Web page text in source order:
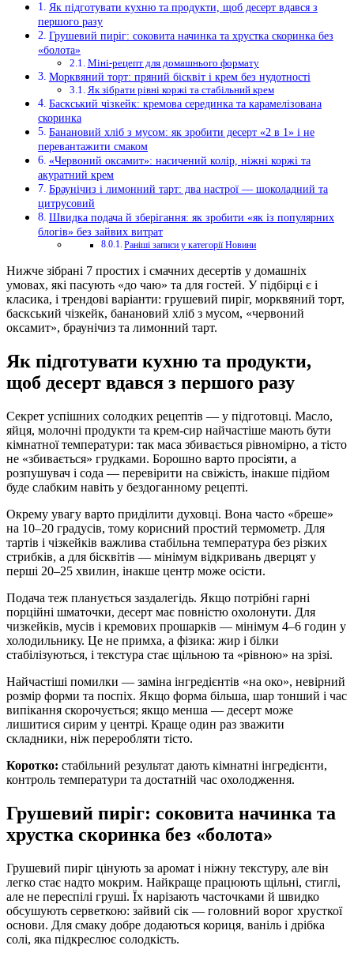
Як підготувати кухню та продукти, щоб десерт вдався з
першого разу
Грушевий пиріг: соковита начинка та хрустка скоринка без
«болота»
Міні-рецепт для домашнього формату
Морквяний торт: пряний бісквіт і крем без нудотності
Як зібрати рівні коржі та стабільний крем
Баскський чізкейк: кремова серединка та карамелізована
скоринка
Банановий хліб з мусом: як зробити десерт «2 в 1» і не
перевантажити смаком
«Червоний оксамит»: насичений колір, ніжні коржі та
акуратний крем
Браунічиз і лимонний тарт: два настрої — шоколадний та
цитрусовий
Швидка подача й зберігання: як зробити «як із популярних
блогів» без зайвих витрат
Раніші записи у категорії Новини
Нижче зібрані 7 простих і смачних десертів у домашніх
умовах, які пасують «до чаю» та для гостей. У підбірці є і
класика, і трендові варіанти: грушевий пиріг, морквяний торт,
баскський чізкейк, банановий хліб з мусом, «червоний
оксамит», браунічиз та лимонний тарт.
Як підготувати кухню та продукти,
щоб десерт вдався з першого разу
Секрет успішних солодких рецептів — у підготовці. Масло,
яйця, молочні продукти та крем-сир найчастіше мають бути
кімнатної температури: так маса збивається рівномірно, а тісто
не «збивається» грудками. Борошно варто просіяти, а
розпушувач і сода — перевірити на свіжість, інакше підйом
буде слабким навіть у бездоганному рецепті.
Окрему увагу варто приділити духовці. Вона часто «бреше»
на 10–20 градусів, тому корисний простий термометр. Для
тартів і чізкейків важлива стабільна температура без різких
стрибків, а для бісквітів — мінімум відкривань дверцят у
перші 20–25 хвилин, інакше центр може осісти.
Подача теж планується заздалегідь. Якщо потрібні гарні
порційні шматочки, десерт має повністю охолонути. Для
чизкейків, мусів і кремових прошарків — мінімум 4–6 годин у
холодильнику. Це не примха, а фізика: жир і білки
стабілізуються, і текстура стає щільною та «рівною» на зрізі.
Найчастіші помилки — заміна інгредієнтів «на око», невірний
розмір форми та поспіх. Якщо форма більша, шар тонший і час
випікання скорочується; якщо менша — десерт може
лишитися сирим у центрі. Краще один раз зважити
складники, ніж переробляти тісто.
Коротко: стабільний результат дають кімнатні інгредієнти,
контроль температури та достатній час охолодження.
Грушевий пиріг: соковита начинка та
хрустка скоринка без «болота»
Грушевий пиріг цінують за аромат і ніжну текстуру, але він
легко стає надто мокрим. Найкраще працюють щільні, стиглі,
але не переспілі груші. Їх нарізають часточками й швидко
обсушують серветкою: зайвий сік — головний ворог хрусткої
основи. Для смаку добре додаються кориця, ваніль і дрібка
солі, яка підкреслює солодкість.